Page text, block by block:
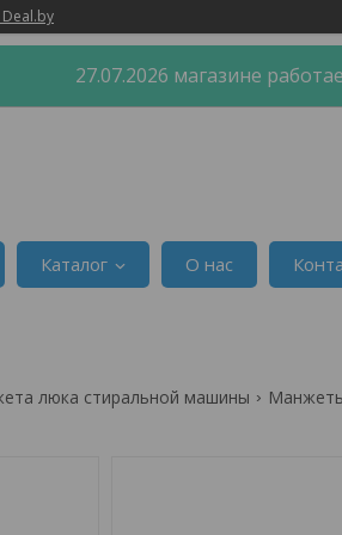
27.07.2026 магазине
Каталог О нас
люка стиральной машины